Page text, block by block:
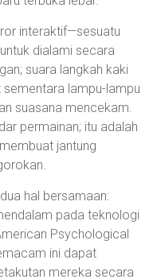
interaktif—sesuatu
dialami secara
suara langkah kaki
lampu-lampu
suasana mencekam.
permainan; itu adalah
jantung
hal bersamaan:
pada teknologi
Psychological
ini dapat
mereka secara